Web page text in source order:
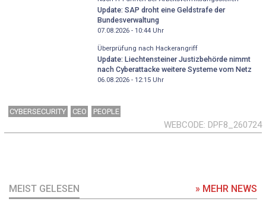
Update: SAP droht eine Geldstrafe der
Bundesverwaltung
07.08.2026 - 10:44Uhr
Überprüfung nach Hackerangriff
Update: Liechtensteiner Justizbehörde nimmt
nach Cyberattacke weitere Systeme vom Netz
06.08.2026 - 12:15Uhr
CYBERSECURITY CEO PEOPLE
WEBCODE DPF8_260724
MEIST GELESEN » MEHR NEWS